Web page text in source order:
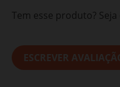
Tem esse produto?
ESCREVER